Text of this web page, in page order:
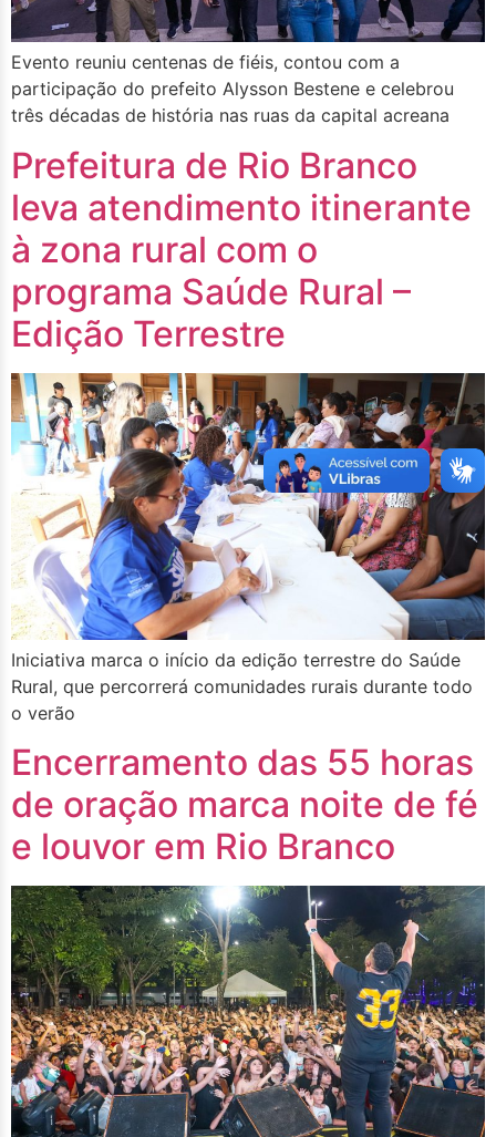
Evento reuniu centenas de fiéis, contou com a
participação do prefeito Alysson Bestene e celebrou
três décadas de história nas ruas da capital acreana
Prefeitura de Rio Branco
leva atendimento itinerante
à zona rural com o
programa Saúde Rural –
Edição Terrestre
Iniciativa marca o início da edição terrestre do Saúde
Rural, que percorrerá comunidades rurais durante todo
o verão
Encerramento das 55 horas
de oração marca noite de fé
e louvor em Rio Branco